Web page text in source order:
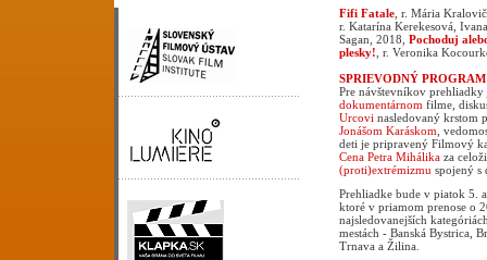
Fifi Fatale , r. Mária
r. Katarína Kerekesová,
Sagan, 2018, Pochoduj
plesky! , r. Veronika
SPRIEVODNÝ PROGRAM
Pre návštevníkov
dokumentárnom filme,
Urcovi nasledovaný krstom
Jonášom Karáskom ,
deti je pripravený Filmový
Cena Petra Mihálika za
(proti)extrémizmu spojený s
Prehliadke bude v piatok 5.
ktoré v priamom prenose o
najsledovanejších
mestách - Banská Bystrica,
Trnava a Žilina.